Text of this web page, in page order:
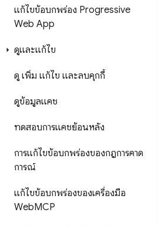
แก้ไขข้อบกพร่อง Progressive
Web App
ดูและแก้ไข
ดู เพิ่ม แก้ไข และลบคุกกี้
ดูข้อมูลแคช
ทดสอบการแคชย้อนหลัง
การแก้ไขข้อบกพร่องของกฎการคาด
การณ์
แก้ไขข้อบกพร่องของเครื่องมือ
WebMCP